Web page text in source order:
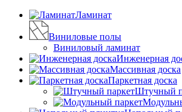
Ламинат
Виниловые полы
Виниловый ламинат
Инженерная
Массивная доска
Паркетная доска
Штучный